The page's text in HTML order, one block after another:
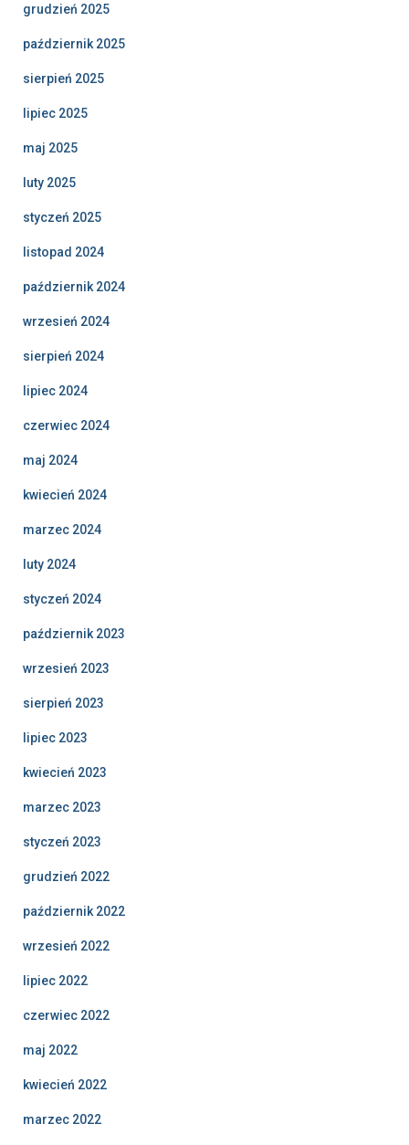
grudzień 2025
październik 2025
sierpień 2025
lipiec 2025
maj 2025
luty 2025
styczeń 2025
listopad 2024
październik 2024
wrzesień 2024
sierpień 2024
lipiec 2024
czerwiec 2024
maj 2024
kwiecień 2024
marzec 2024
luty 2024
styczeń 2024
październik 2023
wrzesień 2023
sierpień 2023
lipiec 2023
kwiecień 2023
marzec 2023
styczeń 2023
grudzień 2022
październik 2022
wrzesień 2022
lipiec 2022
czerwiec 2022
maj 2022
kwiecień 2022
marzec 2022